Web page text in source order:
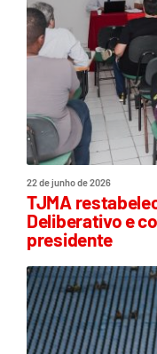
22 de junho de 2026
TJMA
Deliberativo e
presidente